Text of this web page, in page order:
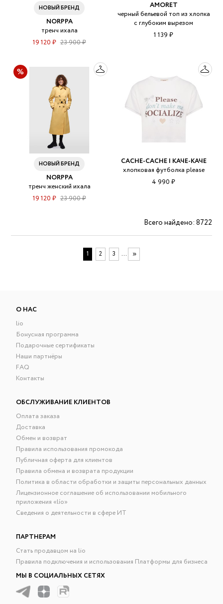
НОВЫЙ БРЕНД
NORPPA
тренч ихала
19 120 ₽ 23 900 ₽
AMORET
черный бельевой топ из хлопка
с глубоким вырезом
1 139 ₽
НОВЫЙ БРЕНД
NORPPA
тренч женский ихала
19 120 ₽ 23 900 ₽
CACHE-CACHE | КАЧЕ-КАЧЕ
хлопковая футболка please
4 990 ₽
Всего найдено: 8722
1 2 3 ...
О НАС
lio
Бонусная программа
Подарочные сертификаты
Наши партнёры
FAQ
Контакты
ОБСЛУЖИВАНИЕ КЛИЕНТОВ
Оплата заказа
Доставка
Обмен и возврат
Правила использования промокода
Публичная оферта для клиентов
Правила обмена и возврата продукции
Политика в области обработки и защиты персональных данных
Лицензионное соглашение об использовании мобильного
приложения «lío»
Сведения о деятельности в сфере ИТ
ПАРТНЕРАМ
Стать продавцом на lio
Правила подключения и использования Платформы для бизнеса
МЫ В СОЦИАЛЬНЫХ СЕТЯХ